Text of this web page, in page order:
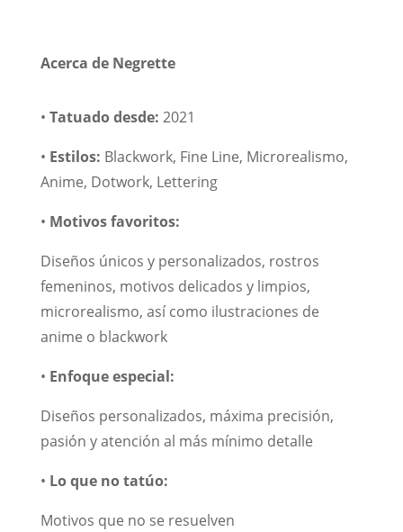
Acerca de Negrette
• Tatuado desde: 2021
• Estilos: Blackwork, Fine Line, Microrealismo,
Anime, Dotwork, Lettering
• Motivos favoritos:
Diseños únicos y personalizados, rostros
femeninos, motivos delicados y limpios,
microrealismo, así como ilustraciones de
anime o blackwork
• Enfoque especial:
Diseños personalizados, máxima precisión,
pasión y atención al más mínimo detalle
• Lo que no tatúo:
Motivos que no se resuelven